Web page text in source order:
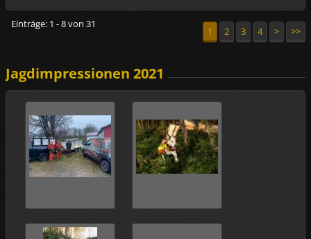
Einträge: 1 - 8 von 31
1 2 3 4 > >>
Jagdimpressionen 2021